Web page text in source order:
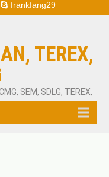
frankfang29
TEREX,
SEM, SDLG, TEREX,